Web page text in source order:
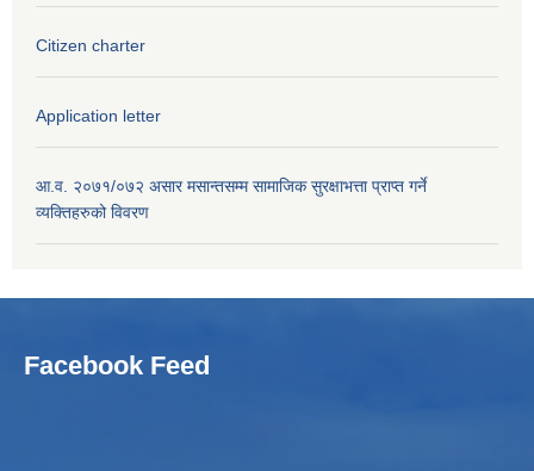
Citizen charter
Application letter
आ.व. २०७१/०७२ असार मसान्तसम्म सामाजिक सुरक्षाभत्ता प्राप्त गर्ने
व्यक्तिहरुको विवरण
Facebook Feed